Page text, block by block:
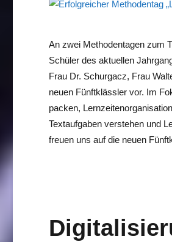
An zwei Methodentagen zum
Schüler des aktuellen
Frau Dr. Schurgacz, Frau
neuen Fünftklässler vor. Im
packen,
Textaufgaben verstehen und
freuen uns auf die neuen